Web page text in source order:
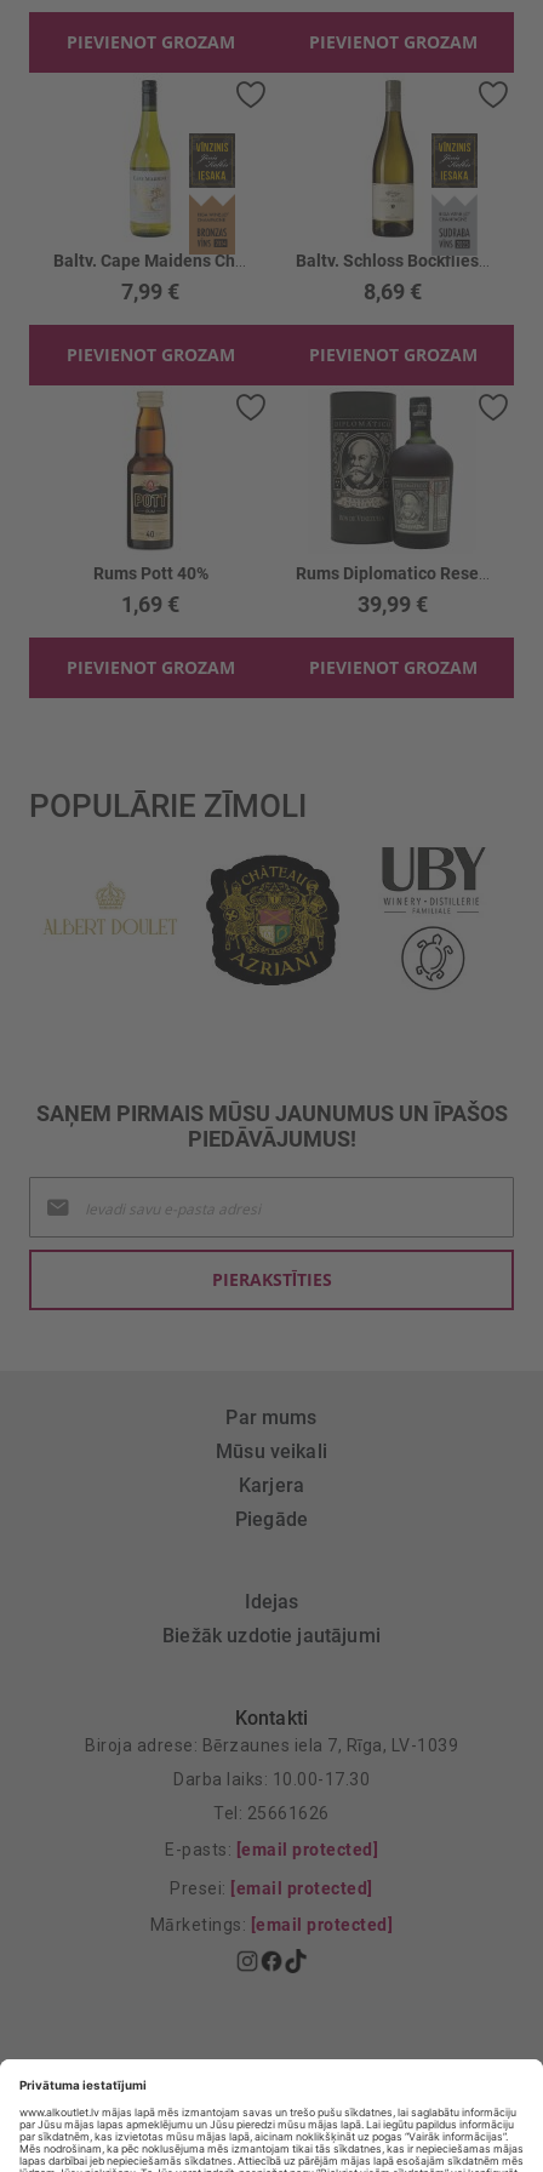
PIEVIENOT GROZAM PIEVIENOT GROZAM
7,99 €
PIEVIENOT GROZAM
8,69 €
PIEVIENOT GROZAM
Rums Pott 40%
1,69 €
PIEVIENOT GROZAM
Pievienot vēlmju sarakstam
39,99 €
PIEVIENOT GROZAM
POPULĀRIE ZĪMOLI
SAŅEM PIRMAIS MŪSU JAUNUMUS UN ĪPAŠOS
PIEDĀVĀJUMUS!
jaunumu
saņemšanai:
PIERAKSTĪTIES
Par mums
Mūsu veikali
Karjera
Piegāde
Idejas
Biežāk uzdotie jautājumi
Kontakti
Biroja adrese: Bērzaunes iela 7, Rīga, LV-1039
Darba laiks: 10.00-17.30
Tel: 25661626
E-pasts: [email protected]
Presei: [email protected]
Mārketings: [email protected]
Privātuma Iestatījumi
E-veikala lietošanas noteikumi